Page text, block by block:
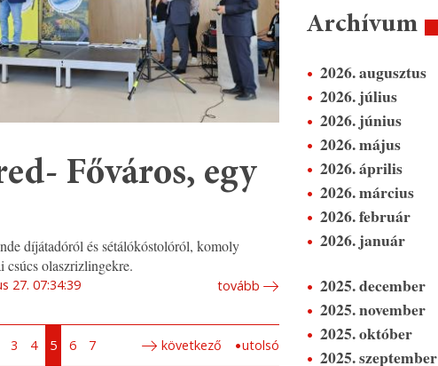
Főváros, egy
díjátadóról és sétálókóstolóról, komoly
csúcs olaszrizlingekre.
27. 07:34:39 tovább
3 4 5 6 7 következő utolsó
Archívum
2026. augusztus
2026. július
2026. június
2026. május
2026. április
2026. március
2026. február
2026. január
2025. december
2025. november
2025. október
2025. szeptember